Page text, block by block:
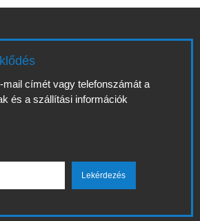
mail címét vagy telefonszámát a
és a szállítási információk